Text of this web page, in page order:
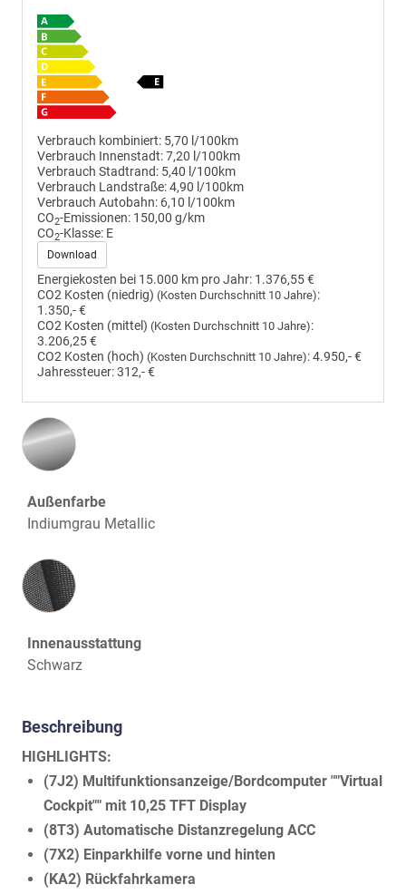
Verbrauch kombiniert: 5,70 l/100km
Verbrauch Innenstadt:7,20 l/100km
Verbrauch Stadtrand: 5,40 l/100km
Verbrauch Landstraße:4,90 l/100km
Verbrauch Autobahn: 6,10 l/100km
CO2-Emissionen: 150,00 g/km
CO2-Klasse: E
Download
Energiekosten bei 15.000 km pro Jahr: 1.376,55 €
CO2 Kosten (niedrig) (Kosten Durchschnitt 10 Jahre):
1.350,- €
CO2 Kosten (mittel) (Kosten Durchschnitt 10 Jahre):
3.206,25 €
CO2 Kosten (hoch) (Kosten Durchschnitt 10 Jahre):4.950,- €
Jahressteuer:312,- €
Außenfarbe
Indiumgrau Metallic
Innenausstattung
Innenausstattung
Schwarz
Beschreibung
HIGHLIGHTS:
(7J2) Multifunktionsanzeige/Bordcomputer ""Virtual
Cockpit"" mit 10,25 TFT Display
(8T3) Automatische Distanzregelung ACC
(7X2) Einparkhilfe vorne und hinten
(KA2) Rückfahrkamera